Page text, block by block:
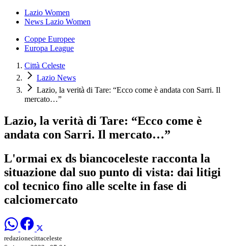
Lazio Women
News Lazio Women
Coppe Europee
Europa League
Città Celeste
Lazio News
Lazio, la verità di Tare: “Ecco come è andata con Sarri. Il
mercato…”
Lazio, la verità di Tare: “Ecco come è
andata con Sarri. Il mercato…”
L'ormai ex ds biancoceleste racconta la
situazione dal suo punto di vista: dai litigi
col tecnico fino alle scelte in fase di
calciomercato
redazionecittaceleste